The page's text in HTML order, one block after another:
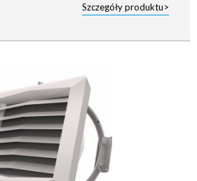
Szczegóły produktu>